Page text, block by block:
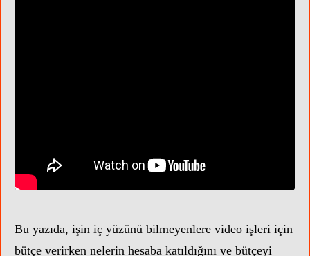
Bu yazıda, işin iç yüzünü bilmeyenlere video işleri için
bütçe verirken nelerin hesaba katıldığını ve bütçeyi